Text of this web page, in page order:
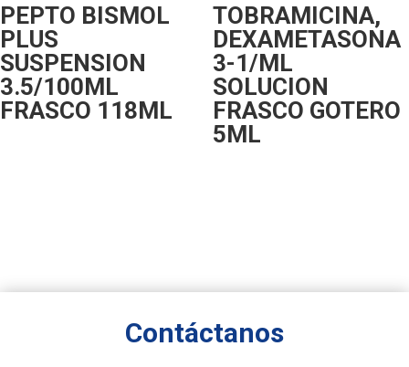
PEPTO BISMOL
PLUS
SUSPENSION
3.5/100ML
FRASCO 118ML
TOBRAMICINA,
DEXAMETASONA
3-1/ML
SOLUCION
FRASCO GOTERO
5ML
Contáctanos